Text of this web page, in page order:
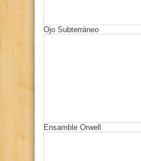
Ojo Subterráneo
Ensamble Orwell